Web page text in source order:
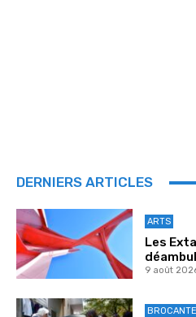
DERNIERS ARTICLES
ARTS
Les
9 août
BROCANTE